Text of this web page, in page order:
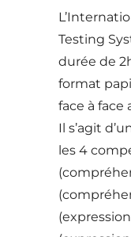
Testing
durée de
format
face à face
Il s’agit
les 4